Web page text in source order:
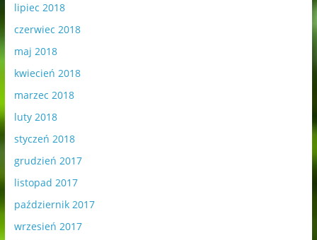
lipiec 2018
czerwiec 2018
maj 2018
kwiecień 2018
marzec 2018
luty 2018
styczeń 2018
grudzień 2017
listopad 2017
październik 2017
wrzesień 2017